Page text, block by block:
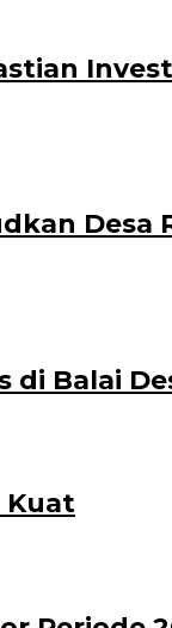
Desa
di Balai
Kuat